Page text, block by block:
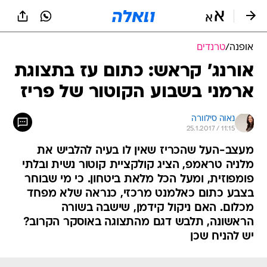
אופנה/טרנדים
אורנג' קראש: כתום עז בתצוגת
ארמני בשבוע הקוטור של פריז
נאוה סילוורה
25.1.2017 / 11:15
מעצב-העל שהכריז שאין לו בעיה להלביש את
מלניה טראמפ, הציג קולקציית קוטור נשית ובלתי
פומפוזית, ומעל הכל מלאת ביטחון. כי מי שבוחר
בצבע כתום כאלמנט מרכזי, כנראה שלא מפחד
מכלום. האם ניקול קידמן, שישבה בשורה
הראשונה, תלבש דגם מהתצוגה באוסקר הקרוב?
יש להניח שכן